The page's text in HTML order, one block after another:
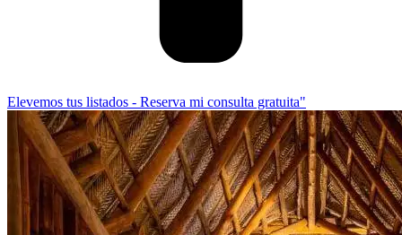
Elevemos tus listados - Reserva mi consulta gratuita"